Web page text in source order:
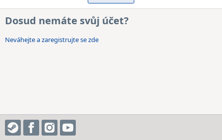
Dosud nemáte svůj účet?
Neváhejte a zaregistrujte se zde